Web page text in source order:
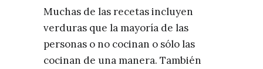
Muchas de las recetas incluyen
verduras que la mayoría de las
personas o no cocinan o sólo las
cocinan de una manera. También